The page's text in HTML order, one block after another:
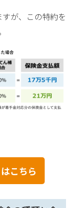
すが、この特約を
こちら